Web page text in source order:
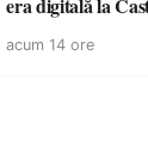
acum 14 ore